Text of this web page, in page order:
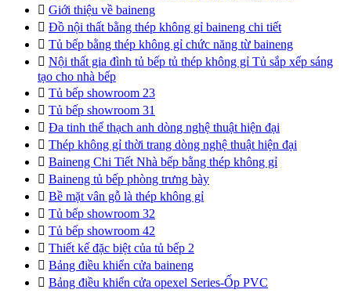
 Giới thiệu về baineng
 Đồ nội thất bằng thép không gỉ baineng chi tiết
 Tủ bếp bằng thép không gỉ chức năng từ baineng
 Nội thất gia đình tủ bếp tủ thép không gỉ Tủ sắp xếp sáng
tạo cho nhà bếp
 Tủ bếp showroom 23
 Tủ bếp showroom 31
 Đa tinh thể thạch anh dòng nghệ thuật hiện đại
 Thép không gỉ thời trang dòng nghệ thuật hiện đại
 Baineng Chi Tiết Nhà bếp bằng thép không gỉ
 Baineng tủ bếp phòng trưng bày
 Bề mặt vân gỗ là thép không gỉ
 Tủ bếp showroom 32
 Tủ bếp showroom 42
 Thiết kế đặc biệt của tủ bếp 2
 Bảng điều khiển cửa baineng
 Bảng điều khiển cửa opexel Series-Ốp PVC